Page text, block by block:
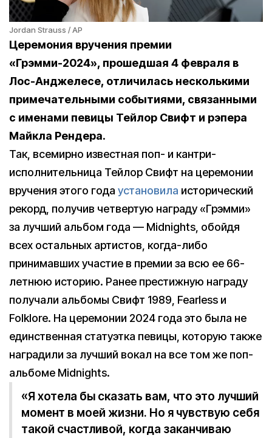
Jordan Strauss / AP
Церемония вручения премии
«Грэмми-2024», прошедшая 4 февраля в
Лос-Анджелесе, отличилась несколькими
примечательными событиями, связанными
с именами певицы Тейлор Свифт и рэпера
Майкла Рендера.
Так, всемирно известная поп- и кантри-
исполнительница Тейлор Свифт на церемонии
вручения этого года установила исторический
рекорд, получив четвертую награду «Грэмми»
за лучший альбом года — Midnights, обойдя
всех остальных артистов, когда-либо
принимавших участие в премии за всю ее 66-
летнюю историю. Ранее престижную награду
получали альбомы Свифт 1989, Fearless и
Folklore. На церемонии 2024 года это была не
единственная статуэтка певицы, которую также
наградили за лучший вокал на все том же поп-
альбоме Midnights.
«Я хотела бы сказать вам, что это лучший
момент в моей жизни. Но я чувствую себя
такой счастливой, когда заканчиваю